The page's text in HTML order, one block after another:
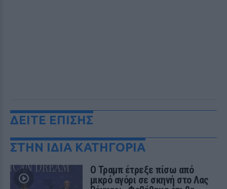
ΔΕΙΤΕ ΕΠΙΣΗΣ
ΣΤΗΝ ΙΔΙΑ ΚΑΤΗΓΟΡΙΑ
Ο Τραμπ έτρεξε πίσω από
μικρό αγόρι σε σκηνή στο Λας